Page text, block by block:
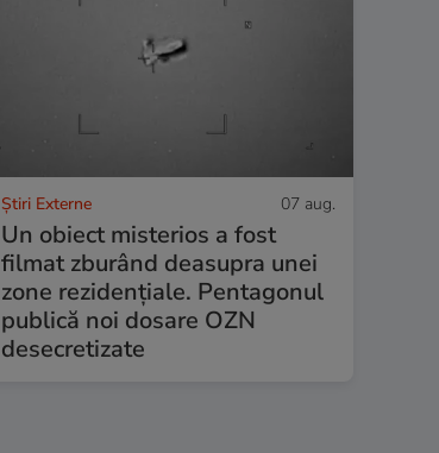
Știri Externe 07 aug.
Un obiect misterios a fost
filmat zburând deasupra unei
zone rezidențiale. Pentagonul
publică noi dosare OZN
desecretizate